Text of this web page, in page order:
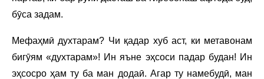
бӯса задам.
Мефаҳмӣ духтарам? Чи қадар хуб аст, ки метавонам
бигӯям «духтарам»! Ин яъне эҳсоси падар будан! Ин
эҳсосро ҳам ту ба ман додаӣ. Агар ту намебудӣ, ман